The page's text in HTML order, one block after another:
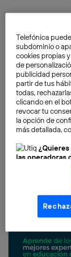
Telefónica
subdominio o
cookies propias
de
publicidad
partir de tus
todas,
clicando en el
revocar tu
la opción de
más detallada,
las operadoras
Nosotros,
realizar
(como se
basadas en tu
aquí
internet
operadoras de
La tecnología
prioridad